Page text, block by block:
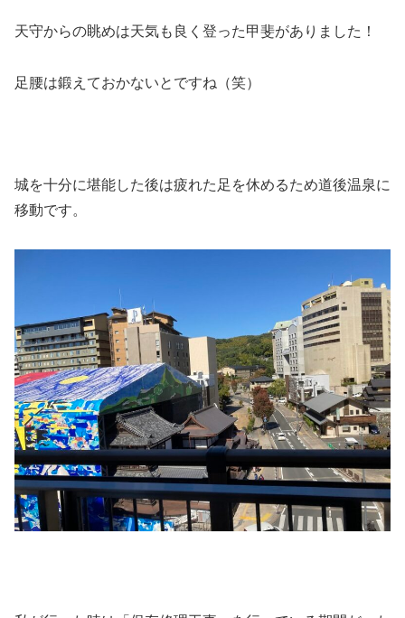
天守からの眺めは天気も良く登った甲斐がありました！
足腰は鍛えておかないとですね（笑）
城を十分に堪能した後は疲れた足を休めるため道後温泉に
移動です。